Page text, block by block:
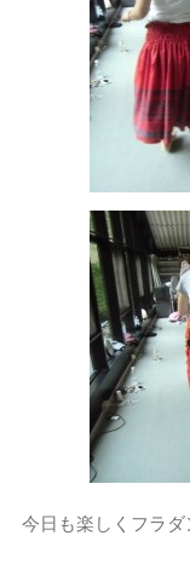
今日も楽しくフラダ